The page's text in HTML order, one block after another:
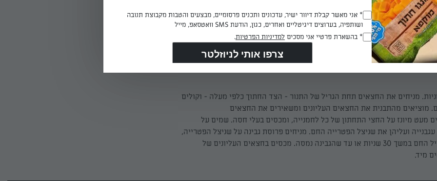
מתרככות והציפוי מזהיב. מוציאים ומספיגים על מגבות נייר.
דקות
מניחים את החצאים תחת הגריל של התנור - הצד החתוך כלפי מעלה - וקולים
מוציאים מהתבנית את החצאים העליונים ומשאירים את החצאים
מעט מיונז על החצי התחתון של כל לחמנייה, ומכסים בעלי חסה. שמים על
עגבנייה ועליהן את שניצל הפטרייה החם. מניחים פרוסת גבינה על שניצל הפטרייה,
וקולים תחת הגריל החם במשך 30 שניות או עד שהגבינה נמסה. מכסים בחצאים העליונים של
מיד.
Opt_In
(חובה)
* אני מאשר קבלת דיוור ישיר, עדכונים ותכנים פרסומיים, מבצעים והטבות מקבוצת תנובה
ושותפיה, בערוצים דיגיטליים ואחרים, כגון, הודעת SMS וואטסאפ, מייל
RegulationsApproved
* בהשארת פרטיי אני מסכים למדיניות הפרטיות.